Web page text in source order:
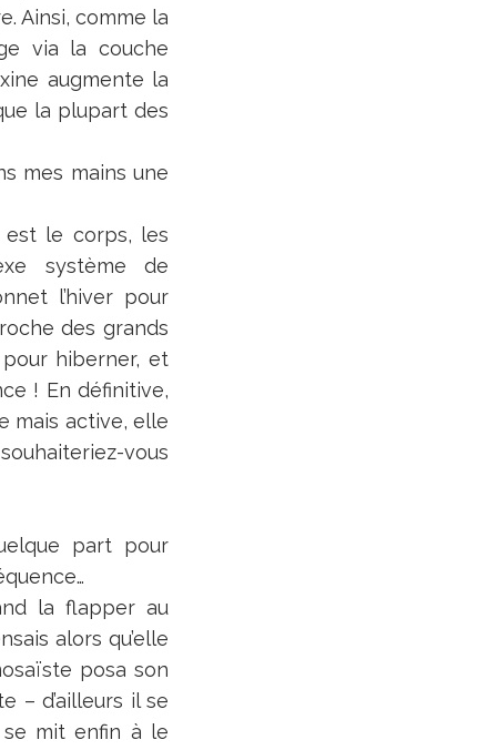
Ainsi, comme la
via la couche
augmente la
la plupart des
mes mains une
est le corps, les
système de
l’hiver pour
des grands
hiberner, et
! En définitive,
mais active, elle
vous
part pour
la flapper au
alors qu’elle
posa son
– d’ailleurs il se
mit enfin à le